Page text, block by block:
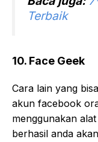
Terbaik
10. Face Geek
Cara lain yang
akun facebook
menggunakan
berhasil anda